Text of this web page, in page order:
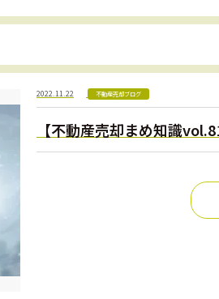
2022.11.22 不動産売却ブログ
【不動産売却まめ知識